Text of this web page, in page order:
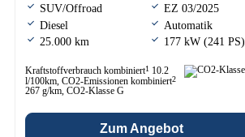
SUV/Offroad
Diesel
25.000 km
EZ 03/2025
Automatik
177 kW (241 PS)
Kraftstoffverbrauch kombiniert1 10.2
l/100km, CO2-Emissionen kombiniert2
267 g/km, CO2-Klasse G
Zum Angebot